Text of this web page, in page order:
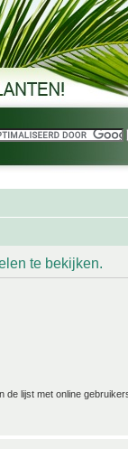
te bekijken.
de lijst met online